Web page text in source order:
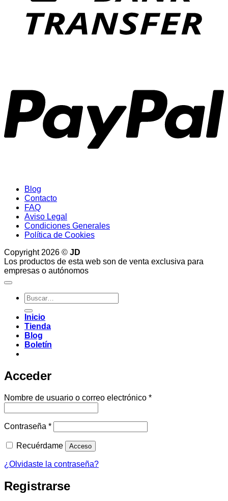
Blog
Contacto
FAQ
Aviso Legal
Condiciones Generales
Política de Cookies
Copyright 2026 © JD
Los productos de esta web son de venta exclusiva para
empresas o autónomos
Buscar
por:
Inicio
Tienda
Blog
Boletín
Acceder
Nombre de usuario o correo electrónico *Obligatorio
Contraseña *Obligatorio
Recuérdame Acceso
¿Olvidaste la contraseña?
Registrarse